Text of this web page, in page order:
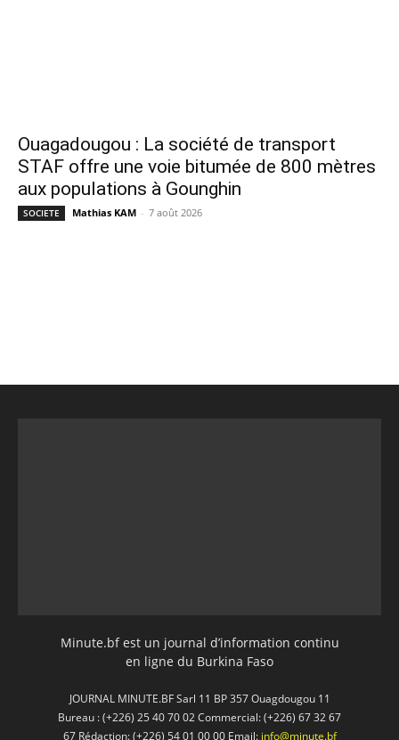
Ouagadougou : La société de transport
STAF offre une voie bitumée de 800 mètres
aux populations à Gounghin
SOCIETE Mathias KAM - 7 août 2026
Minute.bf est un journal d’information continu
en ligne du Burkina Faso
JOURNAL MINUTE.BF Sarl 11 BP 357 Ouagdougou 11
Bureau : (+226) 25 40 70 02 Commercial: (+226) 67 32 67
67 Rédaction: (+226) 54 01 00 00 Email: info@minute.bf